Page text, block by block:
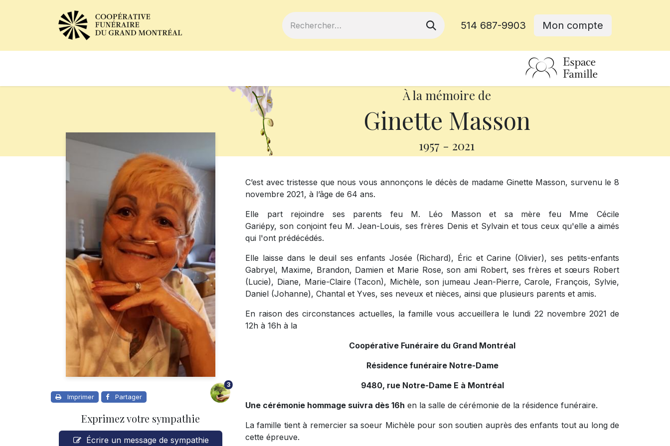
514 687-9903 Mon compte
À la mémoire de
Ginette Masson
1957 - 2021
Imprimer Partager
3
Exprimez votre sympathie
Écrire un message de sympathie
C’est avec tristesse que nous vous annonçons le décès de madame Ginette Masson, survenu le 8
novembre 2021, à l’âge de 64 ans.
Elle part rejoindre ses parents feu M. Léo Masson et sa mère feu Mme Cécile
Gariépy,son conjoint feu M. Jean-Louis,ses frères Denis et Sylvain et tous ceux qu'elle a aimés
qui l'ont prédécédés.
Elle laisse dans le deuil ses enfants Josée (Richard), Éric et Carine (Olivier), ses petits-enfants
Gabryel, Maxime, Brandon, Damien et Marie Rose, son ami Robert, ses frères et sœurs Robert
(Lucie), Diane, Marie-Claire (Tacon), Michèle, son jumeau Jean-Pierre, Carole, François, Sylvie,
Daniel (Johanne), Chantal et Yves, ses neveux et nièces, ainsi que plusieurs parents et amis.
En raison des circonstances actuelles, la famille vous accueillera le lundi 22 novembre 2021 de
12h à 16h à la
Coopérative Funéraire du Grand Montréal
Résidence funéraire Notre-Dame
9480, rue Notre-Dame E à Montréal
Une cérémonie hommage suivra dès 16h en la salle de cérémonie de la résidence funéraire.
La famille tient à remercier sa soeur Michèle pour son soutien auprès des enfants tout au long de
cette épreuve.